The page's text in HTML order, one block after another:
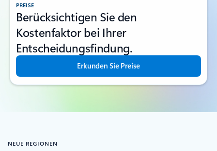
PREISE
Berücksichtigen Sie den
Kostenfaktor bei Ihrer
Entscheidungsfindung.
Erkunden Sie Preise
NEUE REGIONEN